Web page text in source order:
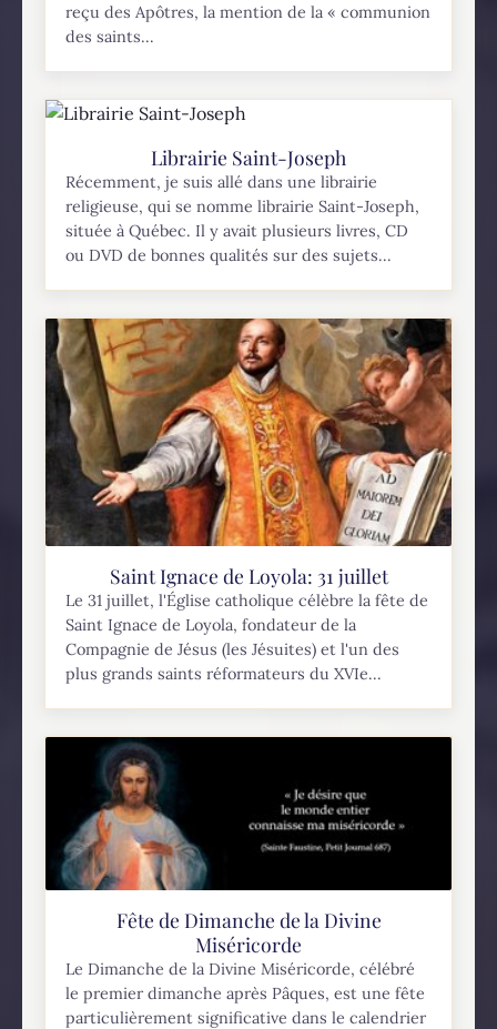
reçu des Apôtres, la mention de la « communion
des saints...
Librairie Saint-Joseph
Récemment, je suis allé dans une librairie
religieuse, qui se nomme librairie Saint-Joseph,
située à Québec. Il y avait plusieurs livres, CD
ou DVD de bonnes qualités sur des sujets...
Saint Ignace de Loyola: 31 juillet
Le 31 juillet, l'Église catholique célèbre la fête de
Saint Ignace de Loyola, fondateur de la
Compagnie de Jésus (les Jésuites) et l'un des
plus grands saints réformateurs du XVIe...
Fête de Dimanche de la Divine
Miséricorde
Le Dimanche de la Divine Miséricorde, célébré
le premier dimanche après Pâques, est une fête
particulièrement significative dans le calendrier